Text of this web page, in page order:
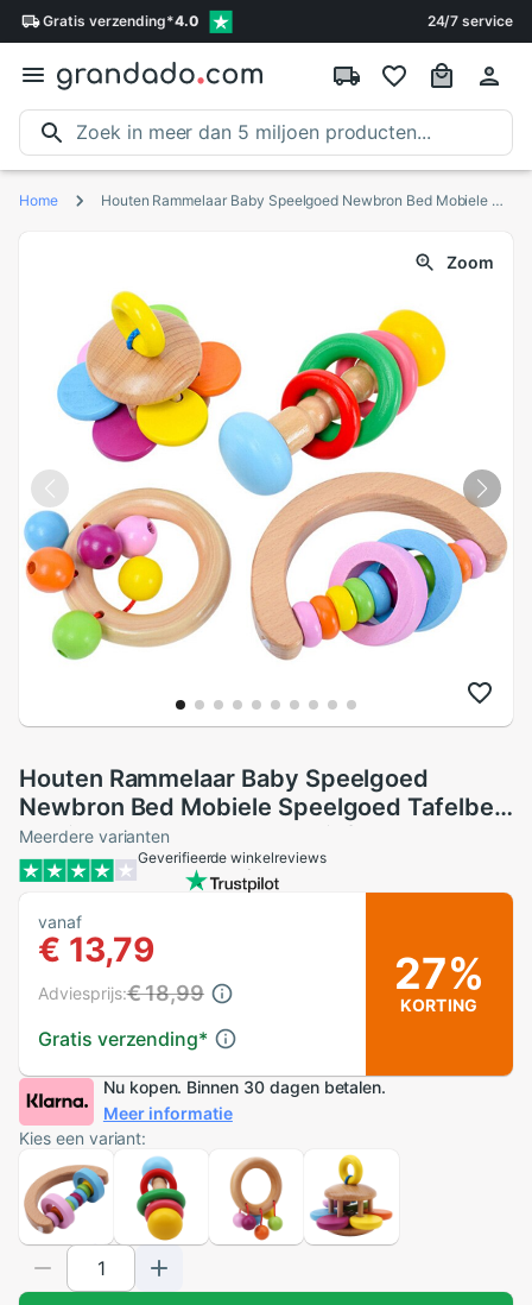
Gratis verzending*4.0 24/7 service
Home Houten Rammelaar Baby Speelgoed Newbron Bed Mobiele Speelgoed Tafelbel Musical Instrument Educatief Peuter Bijtring Rammelaars Baby Speelgoed 0-12 maand
Zoom
Houten Rammelaar Baby Speelgoed
Newbron Bed Mobiele Speelgoed Tafelbel
Musical Instrument Educatief Peuter
Bijtring Rammelaars Baby Speelgoed 0-12
maand
Meerdere varianten
Geverifieerde winkelreviews
vanaf
€ 13,79
Gratis verzending*
Adviesprijs:€ 18,99 27%
KORTING
Nu kopen. Binnen 30 dagen betalen.
Meer informatie
Kies een variant: